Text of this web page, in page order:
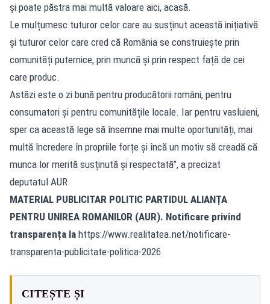
și poate păstra mai multă valoare aici, acasă.
Le mulțumesc tuturor celor care au susținut această inițiativă
și tuturor celor care cred că România se construiește prin
comunități puternice, prin muncă și prin respect față de cei
care produc.
Astăzi este o zi bună pentru producătorii români, pentru
consumatori și pentru comunitățile locale. Iar pentru vasluieni,
sper ca această lege să însemne mai multe oportunități, mai
multă încredere în propriile forțe și încă un motiv să creadă că
munca lor merită susținută și respectată”, a precizat
deputatul AUR.
MATERIAL PUBLICITAR POLITIC PARTIDUL ALIANȚA
PENTRU UNIREA ROMANILOR (AUR). Notificare privind
transparența la https://www.realitatea.net/notificare-
transparenta-publicitate-politica-2026
CITEȘTE ȘI